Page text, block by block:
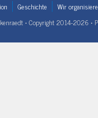
Geschichte Wir
• Copyright 2014-2026 •